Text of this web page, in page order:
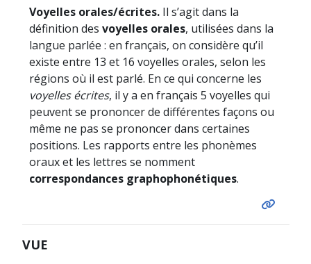
Voyelles orales/écrites.Il s’agit dans la
définition des voyelles orales, utilisées dans la
langue parlée : en français, on considère qu’il
existe entre 13 et 16 voyelles orales, selon les
régions où il est parlé. En ce qui concerne les
voyelles écrites, il y a en français 5 voyelles qui
peuvent se prononcer de différentes façons ou
même ne pas se prononcer dans certaines
positions. Les rapports entre les phonèmes
oraux et les lettres se nomment
correspondances graphophonétiques.
VUE